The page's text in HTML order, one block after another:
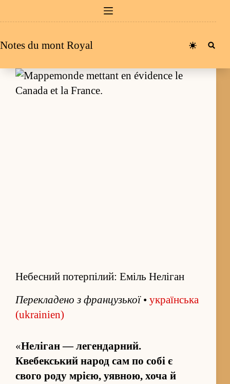
au
Notes du mont Royal
Небесний потерпілий: Еміль Неліган
Пере­кладено з французької• українська
(ukrainien)
«Неліган — легендарний.
Квебекський народ сам по собі є
свого роду мрією, уявною, хоча й